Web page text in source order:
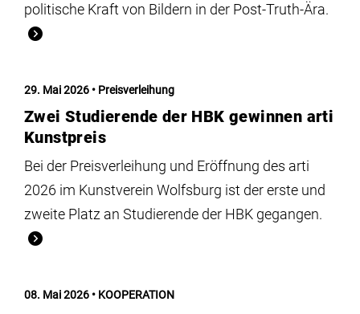
politische Kraft von Bildern in der Post-Truth-Ära.
29. Mai 2026 Preisverleihung
Zwei Studierende der HBK gewinnen arti
Kunstpreis
Bei der Preisverleihung und Eröffnung des arti
2026 im Kunstverein Wolfsburg ist der erste und
zweite Platz an Studierende der HBK gegangen.
08. Mai 2026 KOOPERATION